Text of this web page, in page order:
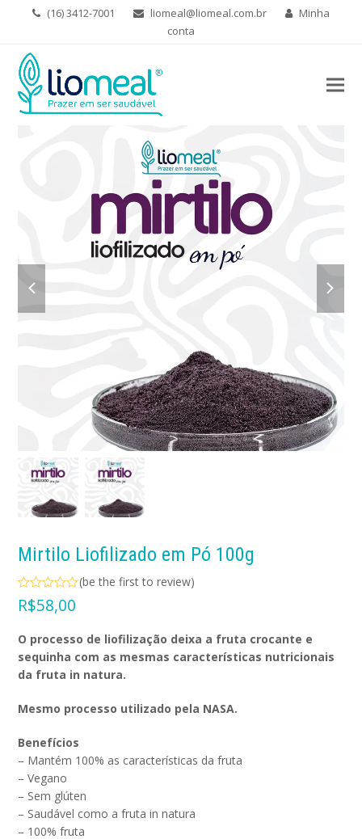
(16) 3412-7001 liomeal@liomeal.com.br
Minha
conta
Mirtilo Liofilizado em Pó 100g
Avaliação
0
5
(be the first to review)
R$58,00
O processo de liofilização deixa a fruta crocante e
sequinha com as mesmas características nutricionais
da fruta in natura.
Mesmo processo utilizado pela NASA.
Benefícios
– Mantém 100% as características da fruta
– Vegano
– Sem glúten
– Saudável como a fruta in natura
– 100% fruta